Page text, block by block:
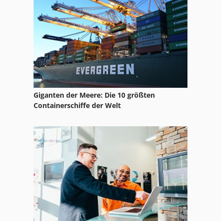
Bomag Bw 120 Ad 3
Bomag Bw 120 Ad 4
Bomag Bw 120 Ad 5
Bomag Bw 138 Ad
Bomag Bw 141 Ad 4
Bomag Bw 174 Ad
Bomag Bw 177 D 3
Bomag Bw 177 D 4
Bomag Bw 80
Giganten der Meere: Die 10 größten
Containerschiffe der Welt